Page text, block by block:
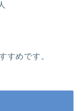
すめです。